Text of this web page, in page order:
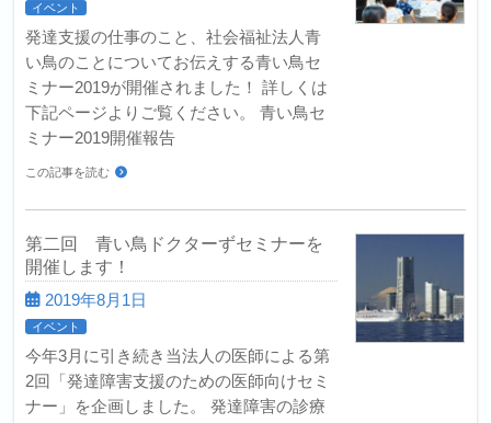
イベント
発達支援の仕事のこと、社会福祉法人青
い鳥のことについてお伝えする青い鳥セ
ミナー2019が開催されました！ 詳しくは
下記ページよりご覧ください。 青い鳥セ
ミナー2019開催報告
この記事を読む
第二回 青い鳥ドクターずセミナーを
開催します！
2019年8月1日
イベント
今年3月に引き続き当法人の医師による第
2回「発達障害支援のための医師向けセミ
ナー」を企画しました。 発達障害の診療